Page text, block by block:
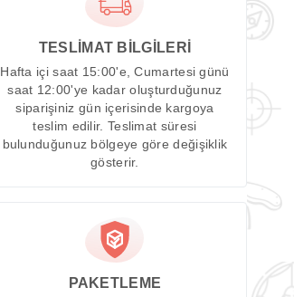
TESLİMAT BİLGİLERİ
Hafta içi saat 15:00'e, Cumartesi günü
saat 12:00'ye kadar oluşturduğunuz
siparişiniz gün içerisinde kargoya
teslim edilir. Teslimat süresi
bulunduğunuz bölgeye göre değişiklik
gösterir.
PAKETLEME